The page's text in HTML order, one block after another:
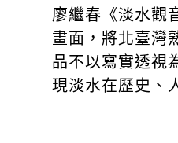
廖繼春《淡水觀
畫面，將北臺灣
品不以寫實透視
現淡水在歷史、